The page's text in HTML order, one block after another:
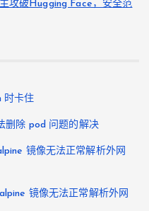
攻破Hugging Face，安全范
时卡住
删除 pod 问题的解决
镜像无法正常解析外网
镜像无法正常解析外网